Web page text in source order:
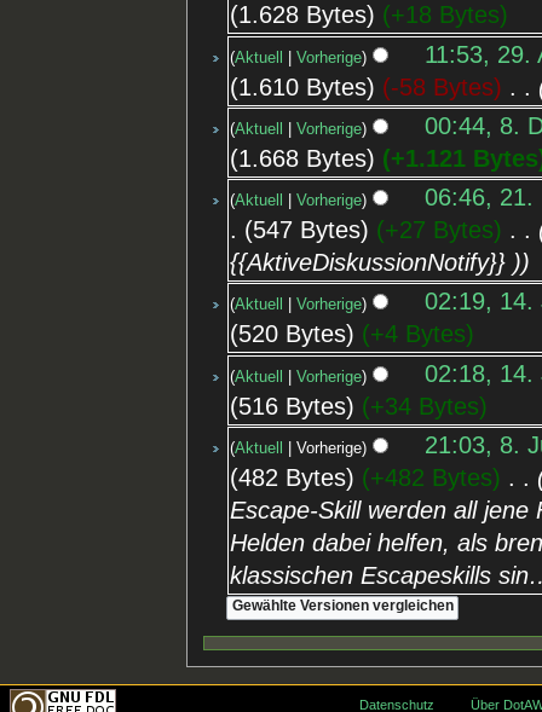
1.628 Bytes
+18 Bytes
Aktuell Vorherige
11:53, 29.
1.610 Bytes
-58 Bytes
Aktuell Vorherige
00:44, 8.
1.668 Bytes
+1.121 Bytes
Aktuell Vorherige
06:46, 21.
547 Bytes
+27 Bytes
{{AktiveDiskussionNotify}} )
Aktuell Vorherige
02:19, 14.
520 Bytes
+4 Bytes
Aktuell Vorherige
02:18, 14.
516 Bytes
+34 Bytes
Aktuell Vorherige
21:03, 8.
482 Bytes
+482 Bytes
Escape-Skill werden all
Helden dabei helfen, als
klassischen Escapeskills
Datenschutz Über